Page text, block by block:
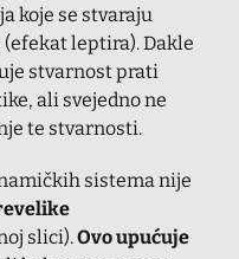
koje se stvaraju
leptira). Dakle
stvarnost prati
ali svejedno ne
te stvarnosti.
sistema nije
slici).Ovo upućuje